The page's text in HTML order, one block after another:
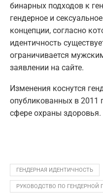
бинарных подходов к
гендерное и
концепции, согласно
идентичность
ограничивается
заявлении на сайте.
Изменения коснутся
опубликованных в 2011
сфере охраны здоровья.
ГЕНДЕРНАЯ ИДЕНТИЧНОСТЬ
РУКОВОДСТВО ПО ГЕНДЕРНОЙ